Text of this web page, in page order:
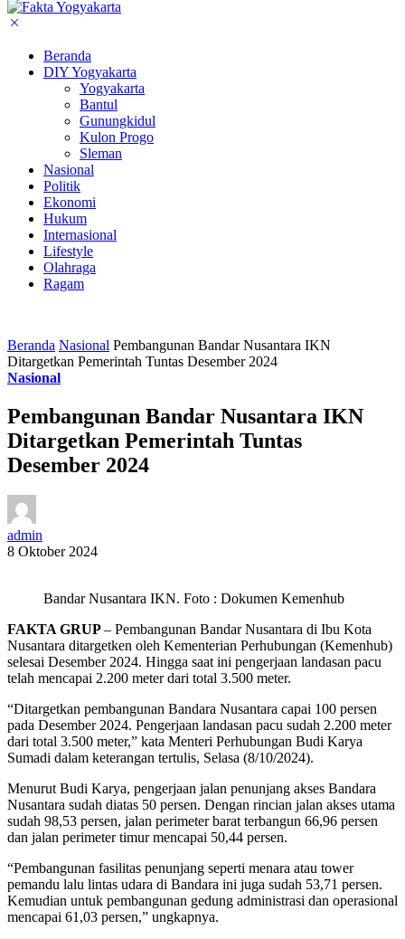
Beranda
DIY Yogyakarta
Yogyakarta
Bantul
Gunungkidul
Kulon Progo
Sleman
Nasional
Politik
Ekonomi
Hukum
Internasional
Lifestyle
Olahraga
Ragam
Beranda Nasional Pembangunan Bandar Nusantara IKN
Ditargetkan Pemerintah Tuntas Desember 2024
Nasional
Pembangunan Bandar Nusantara IKN
Ditargetkan Pemerintah Tuntas
Desember 2024
admin
8 Oktober 2024
Bandar Nusantara IKN. Foto : Dokumen Kemenhub
FAKTA GRUP– Pembangunan Bandar Nusantara di Ibu Kota
Nusantara ditargetken oleh Kementerian Perhubungan (Kemenhub)
selesai Desember 2024. Hingga saat ini pengerjaan landasan pacu
telah mencapai 2.200 meter dari total 3.500 meter.
“Ditargetkan pembangunan Bandara Nusantara capai 100 persen
pada Desember 2024. Pengerjaan landasan pacu sudah 2.200 meter
dari total 3.500 meter,” kata Menteri Perhubungan Budi Karya
Sumadi dalam keterangan tertulis, Selasa (8/10/2024).
Menurut Budi Karya, pengerjaan jalan penunjang akses Bandara
Nusantara sudah diatas 50 persen. Dengan rincian jalan akses utama
sudah 98,53 persen, jalan perimeter barat terbangun 66,96 persen
dan jalan perimeter timur mencapai 50,44 persen.
“Pembangunan fasilitas penunjang seperti menara atau tower
pemandu lalu lintas udara di Bandara ini juga sudah 53,71 persen.
Kemudian untuk pembangunan gedung administrasi dan operasional
mencapai 61,03 persen,” ungkapnya.